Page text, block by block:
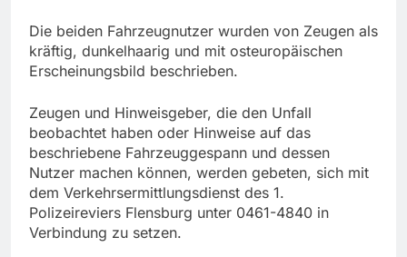
Die beiden Fahrzeugnutzer wurden von Zeugen als
kräftig, dunkelhaarig und mit osteuropäischen
Erscheinungsbild beschrieben.
Zeugen und Hinweisgeber, die den Unfall
beobachtet haben oder Hinweise auf das
beschriebene Fahrzeuggespann und dessen
Nutzer machen können, werden gebeten, sich mit
dem Verkehrsermittlungsdienst des 1.
Polizeireviers Flensburg unter 0461-4840 in
Verbindung zu setzen.